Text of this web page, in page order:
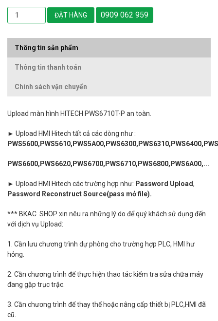
ĐẶT HÀNG 0909 062 959
Thông tin sản phẩm
Thông tin thanh toán
Chính sách vận chuyển
Upload màn hình HITECH PWS6710T-P an toàn.
► Upload HMI Hitech tất cả các dòng như :
PWS6600,PWS6620,PWS6700,PWS6710,PWS6800,PWS6A00,...
► Upload HMI Hitech các trường hợp như: Password Upload,
Password Reconstruct Source(pass mở file).
*** BKAC SHOP xin nêu ra những lý do để quý khách sử dụng đến
với dịch vụ Upload:
1. Cần lưu chương trình dự phòng cho trường hợp PLC, HMI hư
hỏng.
2. Cần chương trình để thực hiện thao tác kiểm tra sửa chữa máy
đang gặp trục trặc.
3. Cần chương trình để thay thế hoặc nâng cấp thiết bị PLC,HMI đã
cũ.